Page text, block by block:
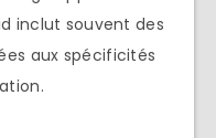
inclut souvent des
aux spécificités